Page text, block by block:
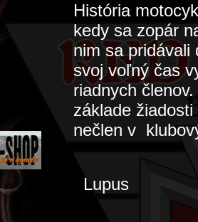
História
kedy sa zopár
nim sa
svoj voľný čas
riadnych
základe
nečlen v
Lupus